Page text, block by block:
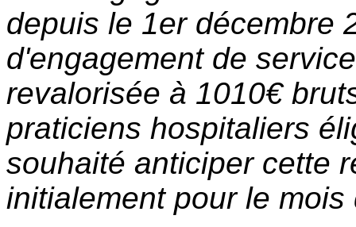
depuis le 1er décembre
d'engagement de
revalorisée à 1010€
praticiens hospitaliers
souhaité anticiper cette
initialement pour le mois